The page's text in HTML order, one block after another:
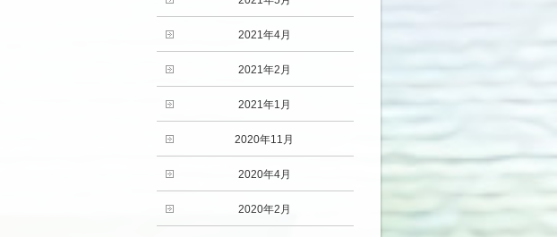
2021年4月
2021年2月
2021年1月
2020年11月
2020年4月
2020年2月